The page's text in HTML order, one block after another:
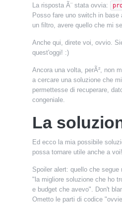
La risposta Ã¨ stata ovvia:
Posso fare uno switch in
un filtro, avere quello che mi
Anche qui, direte voi, ovvio.
quest'oggi! :)
Ancora una volta, perÃ², non
a cercare una soluzione che
permettesse di recuperare,
congeniale.
La
Ed ecco la mia possibile
possa tornare utile anche a voi!
Spoiler alert: quello che segue
"la migliore soluzione che ho
e budget che avevo". Don't
Ometto le parti di codice